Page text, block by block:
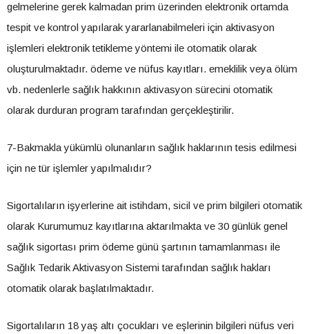
gelmelerine gerek kalmadan prim üzerinden elektronik ortamda
tespit ve kontrol yapılarak yararlanabilmeleri için aktivasyon
işlemleri elektronik tetikleme yöntemi ile otomatik olarak
oluşturulmaktadır. ödeme ve nüfus kayıtları. emeklilik veya ölüm
vb. nedenlerle sağlık hakkının aktivasyon sürecini otomatik
olarak durduran program tarafından gerçekleştirilir.
7-Bakmakla yükümlü olunanların sağlık haklarının tesis edilmesi
için ne tür işlemler yapılmalıdır?
Sigortalıların işyerlerine ait istihdam, sicil ve prim bilgileri otomatik
olarak Kurumumuz kayıtlarına aktarılmakta ve 30 günlük genel
sağlık sigortası prim ödeme günü şartının tamamlanması ile
Sağlık Tedarik Aktivasyon Sistemi tarafından sağlık hakları
otomatik olarak başlatılmaktadır.
Sigortalıların 18 yaş altı çocukları ve eşlerinin bilgileri nüfus veri